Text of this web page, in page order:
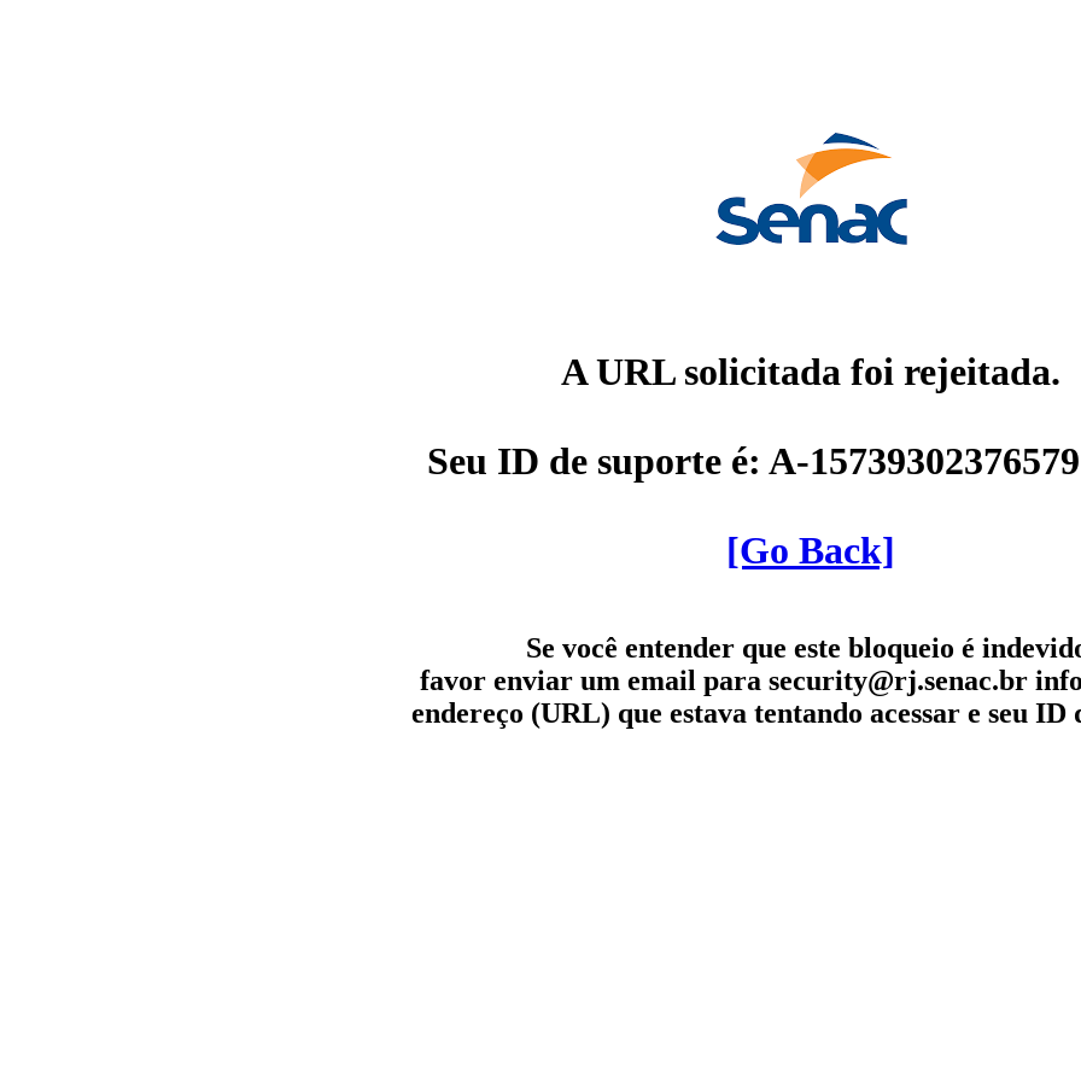
A URL solicitada foi rejeitada.
Seu ID de suporte é: A-
[Go Back]
Se você entender que este bloqueio é
favor enviar um email para security@rj.senac.br
endereço (URL) que estava tentando acessar e seu ID